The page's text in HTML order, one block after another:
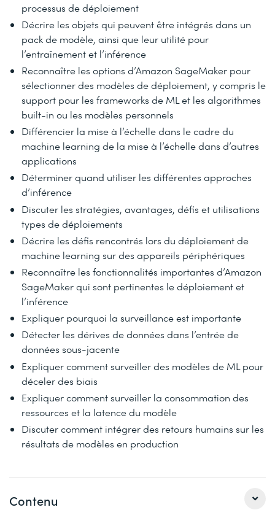
processus de déploiement
Décrire les objets qui peuvent être intégrés dans un
pack de modèle, ainsi que leur utilité pour
l’entraînement et l’inférence
Reconnaître les options d’Amazon SageMaker pour
sélectionner des modèles de déploiement, y compris le
support pour les frameworks de ML et les algorithmes
built-in ou les modèles personnels
Différencier la mise à l’échelle dans le cadre du
machine learning de la mise à l’échelle dans d’autres
applications
Déterminer quand utiliser les différentes approches
d’inférence
Discuter les stratégies, avantages, défis et utilisations
types de déploiements
Décrire les défis rencontrés lors du déploiement de
machine learning sur des appareils périphériques
Reconnaître les fonctionnalités importantes d’Amazon
SageMaker qui sont pertinentes le déploiement et
l’inférence
Expliquer pourquoi la surveillance est importante
Détecter les dérives de données dans l’entrée de
données sous-jacente
Expliquer comment surveiller des modèles de ML pour
déceler des biais
Expliquer comment surveiller la consommation des
ressources et la latence du modèle
Discuter comment intégrer des retours humains sur les
résultats de modèles en production
Contenu